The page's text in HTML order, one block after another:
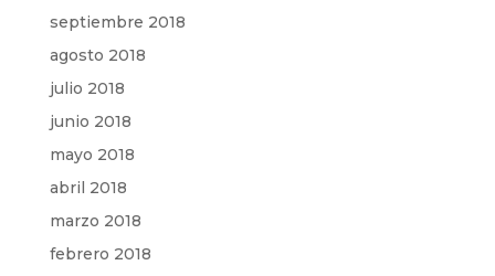
septiembre 2018
agosto 2018
julio 2018
junio 2018
mayo 2018
abril 2018
marzo 2018
febrero 2018